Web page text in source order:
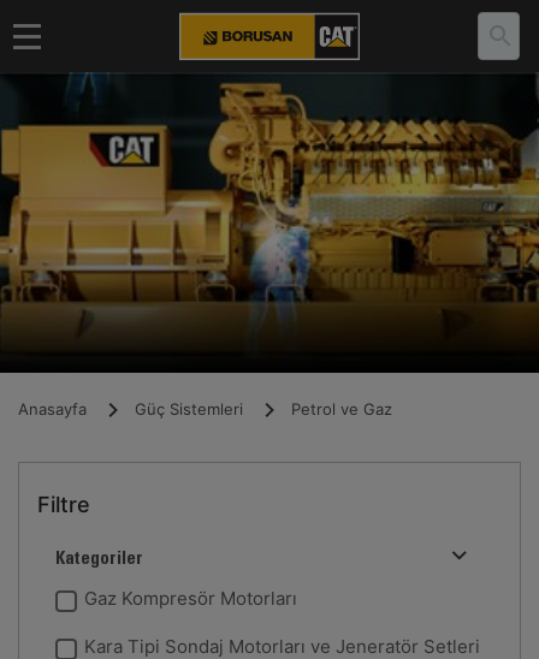
Anasayfa Güç Sistemleri Petrol ve Gaz
Filtre
Kategoriler
Gaz Kompresör Motorları
Kara Tipi Sondaj Motorları ve Jeneratör Setleri